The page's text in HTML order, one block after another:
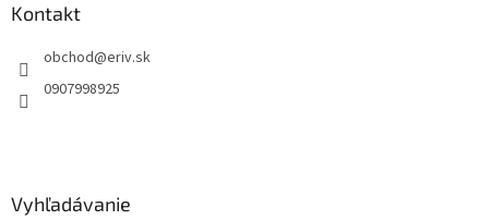
Kontakt
obchod@eriv.sk
0907998925
Vyhľadávanie